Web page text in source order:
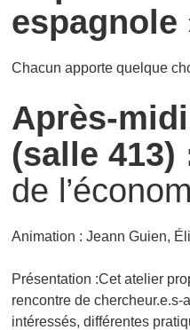
espagnole
Chacun apporte quelque
Après-
(salle 413)
de
Animation : Jeann Guien,
Présentation :Cet atelier
rencontre de
intéressés, différentes